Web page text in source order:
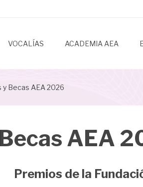
VOCALÍAS ACADEMIA AEA
y Becas AEA 2026
AEA
Premios de la